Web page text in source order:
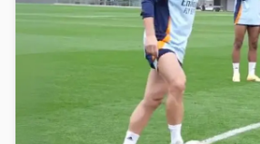
Pokretanje videa...